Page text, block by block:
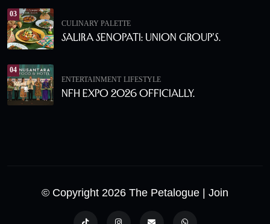
03
CULINARY PALETTE
Salira Senopati: Union Group’s.
04
ENTERTAINMENT LIFESTYLE
NFH Expo 2026 Officially.
© Copyright 2026 The Petalogue | Join